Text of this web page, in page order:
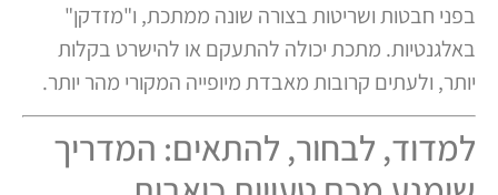
בפני חבטות ושריטות בצורה שונה ממתכת, ו"מזדקן"
באלגנטיות. מתכת יכולה להתעקם או להישרט בקלות
יותר, ולעתים קרובות מאבדת מיופייה המקורי מהר יותר.
למדוד, לבחור, להתאים: המדריך